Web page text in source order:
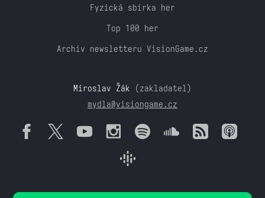
Fyzická sbírka her
Top 100 her
Archiv newsletteru VisionGame.cz
Miroslav Žák (zakladatel)
mydla@visiongame.cz